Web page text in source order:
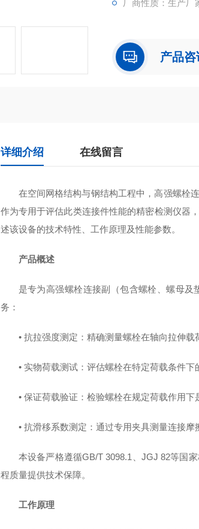
厂商性质：生产厂
产品咨
详细介绍 在线留言
在空间网格结构与钢结构工程中，高强螺栓
作为专用于评估此类连接件性能的精密检测仪器
述该设备的技术特性、工作原理及性能参数。
产品概述
是专为高强螺栓连接副（包含螺栓、螺母
务：
• 抗拉强度测定：精确测量螺栓在轴向拉伸载
• 实物荷载测试：评估螺栓在特定荷载条件下
• 保证荷载验证：检验螺栓在规定荷载作用下
• 抗滑移系数测定：通过专用夹具测量连接摩
本设备严格遵循GB/T 3098.1、JGJ 82等国
程质量提供技术保障。
工作原理